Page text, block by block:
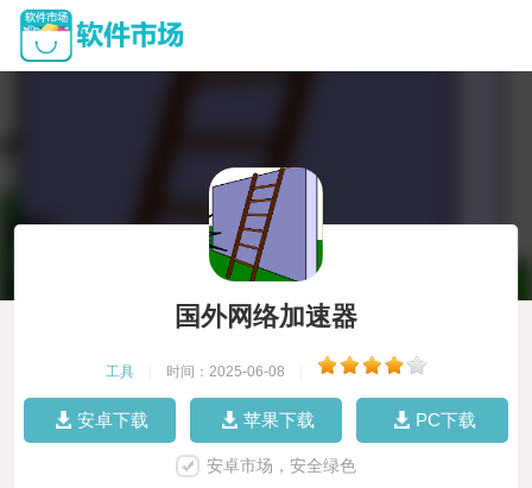
国外网络加速器
工具 时间：2025-06-08
安卓下载 苹果下载 PC下载
安卓市场，安全绿色